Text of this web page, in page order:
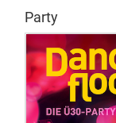
Party